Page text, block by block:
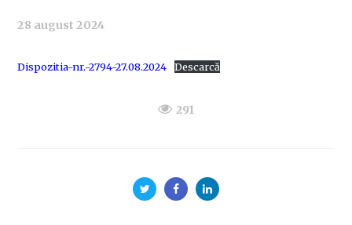
28 august 2024
Dispozitia-nr.-2794-27.08.2024 Descarcă
291